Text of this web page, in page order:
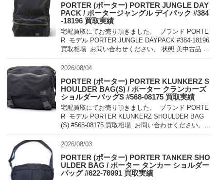
PORTER (ポーター) PORTER JUNGLE DAY
PACK / ポータージャングル デイパック #384
-18196 買取実績
宅配買取にてお売り頂きました。 ブランド PORTE
R モデル PORTER JUNGLE DAYPACK #384-18196
買取相場 お問い合わせください。 状態 美中古品 軽
量でコンパクトに持ち運べるパッカ […]
2026/08/04
PORTER (ポーター) PORTER KLUNKERZ S
HOULDER BAG(S) / ポーター クランカーズ
ショルダーバッグS #568-08175 買取実績
宅配買取にてお売り頂きました。 ブランド PORTE
R モデル PORTER KLUNKERZ SHOULDER BAG
(S) #568-08175 買取相場 お問い合わせください。
状態 美中古品 メッセンジャー […]
2026/08/03
PORTER (ポーター) PORTER TANKER SHO
ULDER BAG / ポーター タンカー ショルダー
バッグ #622-76991 買取実績